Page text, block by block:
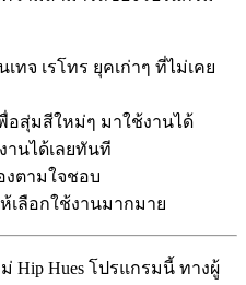
จ เรโทร ยุคเก่าๆ ที่ไม่เคย
อสุ่มสีใหม่ๆ มาใช้งานได้
านได้เลยทันที
งตามใจชอบ
เลือกใช้งานมากมาย
Hip Hues โปรแกรมนี้ ทางผู้